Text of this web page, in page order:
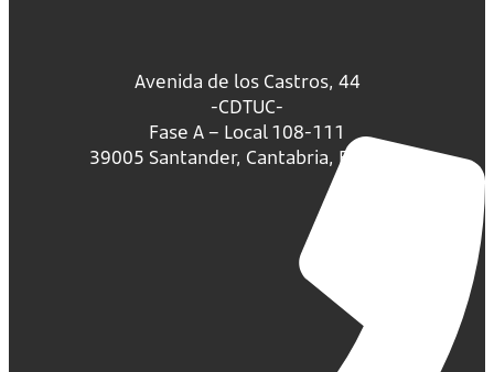
Avenida de los Castros, 44
-CDTUC-
Fase A – Local 108-111
39005 Santander, Cantabria, España.